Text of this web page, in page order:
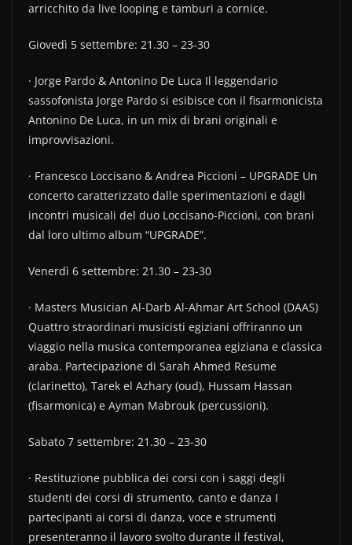
arricchito da live looping e tamburi a cornice.
Giovedì 5 settembre: 21.30 – 23-30
· Jorge Pardo & Antonino De Luca Il leggendario
sassofonista Jorge Pardo si esibisce con il fisarmonicista
Antonino De Luca, in un mix di brani originali e
improvvisazioni.
· Francesco Loccisano & Andrea Piccioni – UPGRADE Un
concerto caratterizzato dalle sperimentazioni e dagli
incontri musicali del duo Loccisano-Piccioni, con brani
dal loro ultimo album “UPGRADE”.
Venerdì 6 settembre: 21.30 – 23-30
· Masters Musician Al-Darb Al-Ahmar Art School (DAAS)
Quattro straordinari musicisti egiziani offriranno un
viaggio nella musica contemporanea egiziana e classica
araba. Partecipazione di Sarah Ahmed Resume
(clarinetto), Tarek el Azhary (oud), Hussam Hassan
(fisarmonica) e Ayman Mabrouk (percussioni).
Sabato 7 settembre: 21.30 – 23-30
· Restituzione pubblica dei corsi con i saggi degli
studenti dei corsi di strumento, canto e danza I
partecipanti ai corsi di danza, voce e strumenti
presenteranno il lavoro svolto durante il festival,